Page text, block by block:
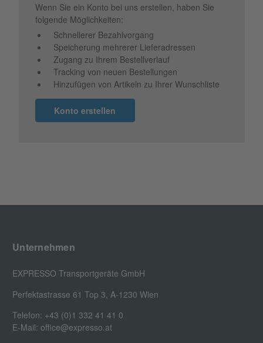
Wenn Sie ein Konto bei uns erstellen, haben Sie
folgende Möglichkeiten:
Schnellerer Bezahlvorgang
Speicherung mehrerer Lieferadressen
Zugang zu Ihrem Bestellverlauf
Tracking von neuen Bestellungen
Hinzufügen von Artikeln zu Ihrer Wunschliste
Konto erstellen
Unternehmen
EXPRESSO Transportgeräte GmbH
Perfektastrasse 61 Top 3, A-1230 Wien
Telefon: +43 (0)1 332 41 41 0
E-Mail: office@expresso.at